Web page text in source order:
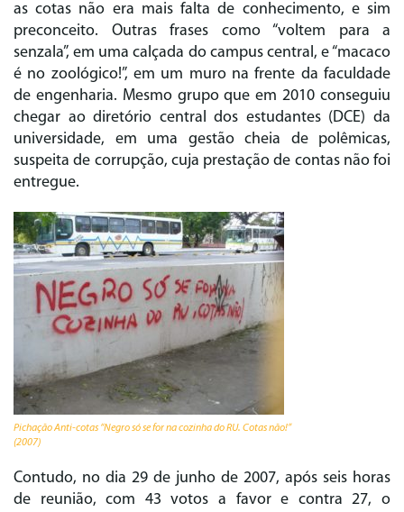
as cotas não era mais falta de conhecimento, e sim
preconceito. Outras frases como “voltem para a
senzala”, em uma calçada do campus central, e “macaco
é no zoológico!”, em um muro na frente da faculdade
de engenharia. Mesmo grupo que em 2010 conseguiu
chegar ao diretório central dos estudantes (DCE) da
universidade, em uma gestão cheia de polêmicas,
suspeita de corrupção, cuja prestação de contas não foi
entregue.
Pichação Anti-cotas “Negro só se for na cozinha do RU. Cotas não!”
(2007)
Contudo, no dia 29 de junho de 2007, após seis horas
de reunião, com 43 votos a favor e contra 27, o